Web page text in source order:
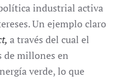
industrial activa
Un ejemplo claro
a través del cual el
de millones en
verde, lo que